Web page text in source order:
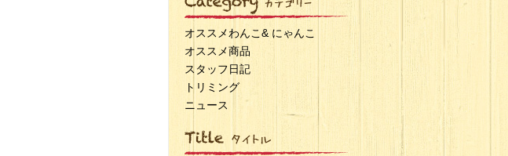
オススメわんこ& にゃんこ
オススメ商品
スタッフ日記
トリミング
ニュース